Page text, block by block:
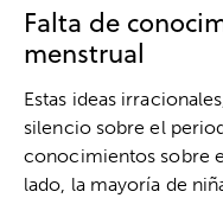
Falta de
menstrual
Estas ideas
silencio sobre el
conocimientos sobre
lado, la mayoría de